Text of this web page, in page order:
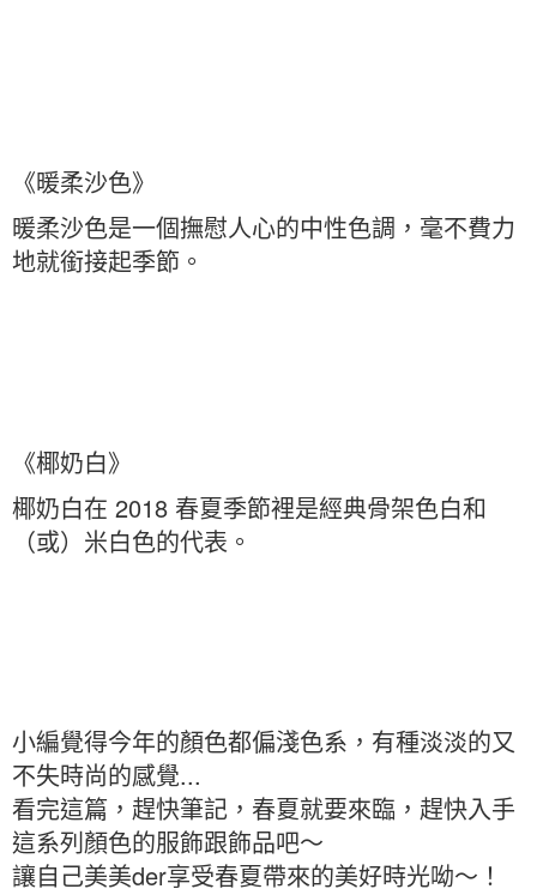
《暖柔沙色》
暖柔沙色是一個撫慰人心的中性色調，毫不費力
地就銜接起季節。
《椰奶白》
椰奶白在 2018 春夏季節裡是經典骨架色白和
（或）米白色的代表。
小編覺得今年的顏色都偏淺色系，有種淡淡的又
不失時尚的感覺...
看完這篇，趕快筆記，春夏就要來臨，趕快入手
這系列顏色的服飾跟飾品吧～
讓自己美美der享受春夏帶來的美好時光呦～！